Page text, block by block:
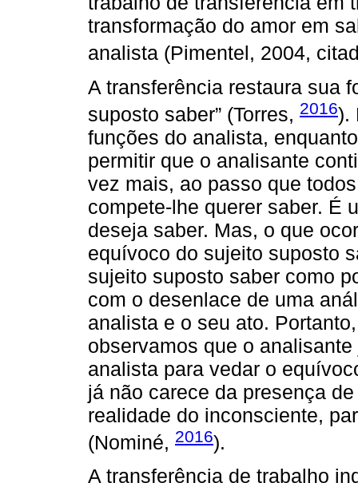
transformação do amor em
analista (Pimentel, 2004,
A transferência restaura sua
suposto saber” (Torres, 2016).
funções do analista,
permitir que o analisante
vez mais, ao passo que
compete-lhe querer saber. É
deseja saber. Mas, o que
equívoco do sujeito suposto
sujeito suposto saber como
com o desenlace de uma
analista e o seu ato.
observamos que o
analista para vedar o
já não carece da presença
realidade do inconsciente,
(Nominé, 2016).
A transferência de trabalho